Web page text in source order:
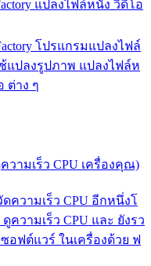
แปลงไฟล์หนัง วิดีโอ
โปรแกรมแปลงไฟล์
แปลงรูปภาพ แปลงไฟล์ห
ต่าง ๆ
วามเร็ว CPU เครื่องคุณ)
ความเร็ว CPU อีกหนึ่งโ
วามเร็ว CPU และ ยังรว
อฟต์แวร์ ในเครื่องด้วย ฟ